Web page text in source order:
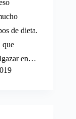
de dieta.
que
en…